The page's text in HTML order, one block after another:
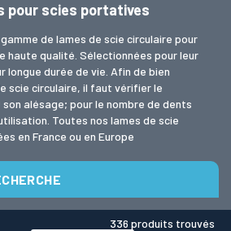
OUTILS DE TOUPIE
& PLAQUETTES
pour scies portatives
de lames de scie circulaire pour
haute qualité. Sélectionnées pour leur
longue durée de vie. Afin de bien
scie circulaire, il faut vérifier le
alésage; pour le nombre de dents
Toutes nos lames de scie
en France ou en Europe
336 produits trouvés